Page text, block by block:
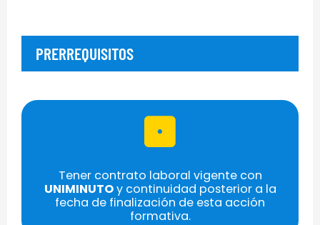
PRERREQUISITOS
Tener contrato laboral vigente con
UNIMINUTOy continuidad posterior a la
fecha de finalización de esta acción
formativa.